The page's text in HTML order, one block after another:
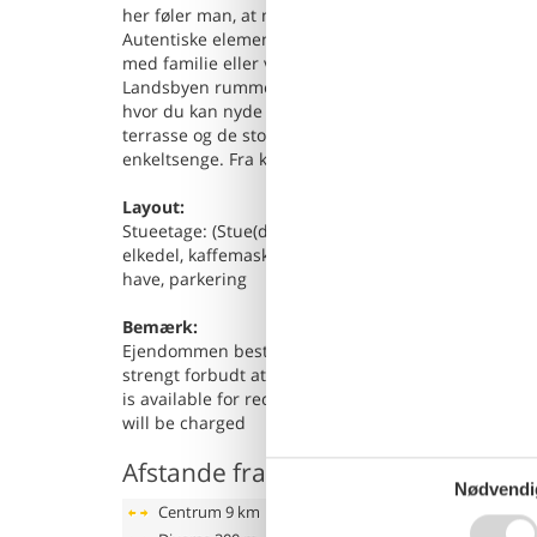
her føler man, at man er trådt tilbage i tiden. Sov i
Autentiske elementer er kombineret med
med familie eller venner! Den maleriske region
Landsbyen rummer også et hyggeligt centrum
hvor du kan nyde lokale delikatesser som
terrasse og de storslåede solopgange og
enkeltsenge. Fra køkkenet har du en storslået
Layout:
Stueetage: (Stue(dobbeltsovesofa, Fjernsyn,
elkedel, kaffemaskine, combi-mikroovn, køleskab),
have, parkering
Bemærk:
Ejendommen består af flere ferieboliger
strengt forbudt at afholde studenterfest,
is available for recreational purposes only.
will be charged
Afstande fra ferieboligen og
Centrum 9 km